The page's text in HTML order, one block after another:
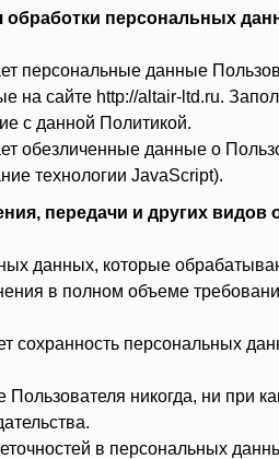
персональных
персональные данные
на сайте http://altair-ltd.ru.
с данной Политикой.
обезличенные данные о
технологии JavaScript).
передачи и других
данных, которые
в полном объеме
сохранность персональных
никогда, ни при
в персональных